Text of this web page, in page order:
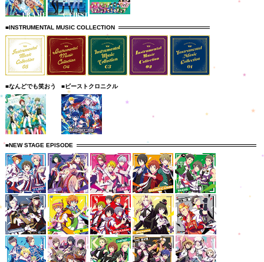
■INSTRUMENTAL MUSIC COLLECTION
■なんどでも笑おう ■ビーストクロニクル
■NEW STAGE EPISODE